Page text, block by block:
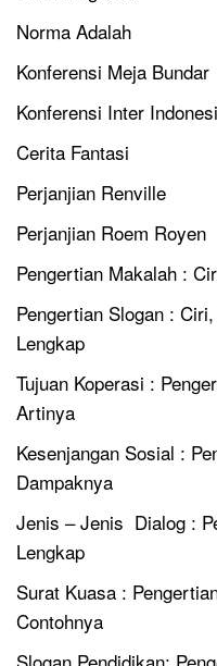
Norma Adalah
Konferensi Meja Bundar
Konferensi Inter
Cerita Fantasi
Perjanjian Renville
Perjanjian Roem Royen
Pengertian Makalah :
Pengertian Slogan :
Lengkap
Tujuan Koperasi :
Artinya
Kesenjangan Sosial :
Dampaknya
Jenis – Jenis Dialog :
Lengkap
Surat Kuasa :
Contohnya